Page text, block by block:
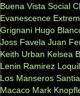
Buena Vista Social
Evanescence
Grignani Hugo
Joss Favela Juan
Keith Urban Kelsea
Lenin Ramirez
Los Manseros
Macaco Mark